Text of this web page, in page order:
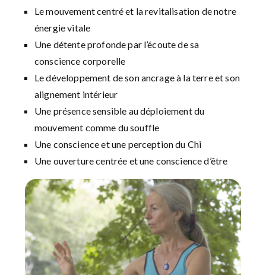
Le mouvement centré et la revitalisation de notre
énergie vitale
Une détente profonde par l’écoute de sa
conscience corporelle
Le développement de son ancrage à la terre et son
alignement intérieur
Une présence sensible au déploiement du
mouvement comme du souffle
Une conscience et une perception du Chi
Une ouverture centrée et une conscience d’être